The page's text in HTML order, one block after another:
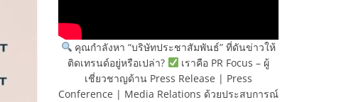
คุณกำลังหา “บริษัทประชาสัมพันธ์” ที่ดันข่าวให้
ติดเทรนด์อยู่หรือเปล่า?
เราคือ PR Focus – ผู้
เชี่ยวชาญด้าน Press Release | Press
Conference | Media Relations ด้วยประสบการณ์